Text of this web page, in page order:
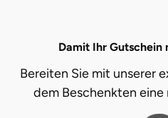
Damit Ihr Gutschein
Bereiten Sie mit unserer
dem Beschenkten